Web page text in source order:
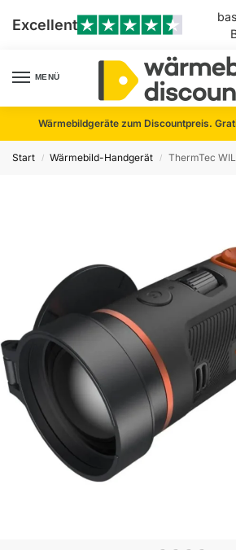
Excellent
MENÜ
Wärmebildgeräte zum Discountpreis.
Start / Wärmebild-Handgerät / ThermTec